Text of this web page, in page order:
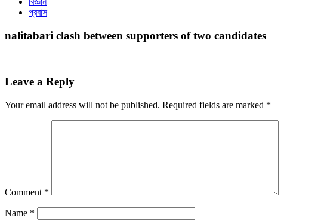
প্রবাস
nalitabari clash between supporters of two candidates
Leave a Reply
Your email address will not be published. Required fields are marked *
Comment *
Name *